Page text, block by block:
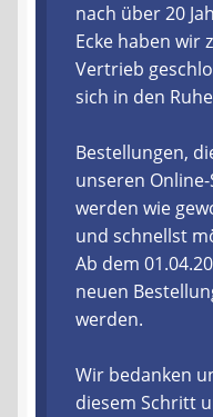
Shop
Warenkorb
Ablauf einer
Liefer- und
Zahlungsarten
Lieferzeit &
Gutschein
nach über 20
Ecke haben wir
Vertrieb
sich in den
Bestellungen,
unseren
werden wie
und schnellst
Ab dem
neuen
werden.
Wir bedanken
diesem Schritt